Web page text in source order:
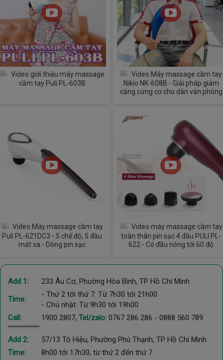
Video giới thiệu máy massage
cầm tay Puli PL-603B
Video Máy massage cầm tay
Nikio NK-608B - Giải pháp giảm
căng cứng cơ cho dân văn phòng
Video Máy massage cầm tay
Puli PL-621DC3 - 5 chế độ, 5 đầu
mát xa - Dòng pin sạc
Video máy massage cầm tay
toàn thân pin sạc 4 đầu PULI PL-
622 - Có đầu nóng tới 60 độ
Add 1: 233 Âu Cơ, Phường Hòa Bình, TP Hồ Chí Minh
Time:
- Thứ 2 tới thứ 7: Từ 7h30 tới 21h00
- Chủ nhật: Từ 9h30 tới 19h00
Call:
1900 2807, Tel/zalo: 0767 286 286 - 0888 560 789
Add 2:
57/13 Tô Hiệu, Phường Phú Thạnh, TP Hồ Chí Minh
Time:
8h00 tới 17h30, từ thứ 2 đến thứ 7